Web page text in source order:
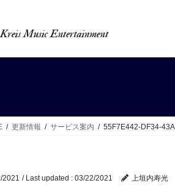
更新情報 サービス案内 55F7E442-DF34-
2021 / Last updated : 03/22/2021 上垣内寿光